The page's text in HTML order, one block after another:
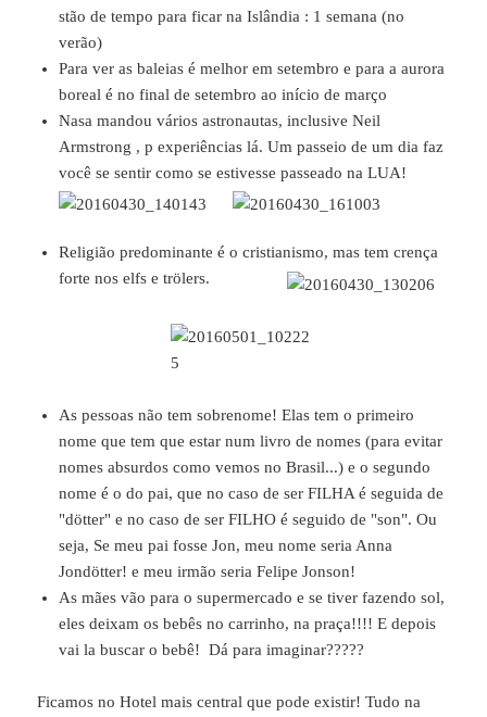
stão de tempo para ficar na Islândia : 1 semana (no
verão)
Para ver as baleias é melhor em setembro e para a aurora
boreal é no final de setembro ao início de março
Nasa mandou vários astronautas, inclusive Neil
Armstrong , p experiências lá. Um passeio de um dia faz
você se sentir como se estivesse passeado na LUA!
Religião predominante é o cristianismo, mas tem crença
forte nos elfs e trölers.
As pessoas não tem sobrenome! Elas tem o primeiro
nome que tem que estar num livro de nomes (para evitar
nomes absurdos como vemos no Brasil...) e o segundo
nome é o do pai, que no caso de ser FILHA é seguida de
"dötter" e no caso de ser FILHO é seguido de "son". Ou
seja, Se meu pai fosse Jon, meu nome seria Anna
Jondötter! e meu irmão seria Felipe Jonson!
As mães vão para o supermercado e se tiver fazendo sol,
eles deixam os bebês no carrinho, na praça!!!! E depois
vai la buscar o bebê! Dá para imaginar?????
Ficamos no Hotel mais central que pode existir! Tudo na